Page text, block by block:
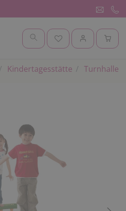
Kindertagesstätte Turnhalle